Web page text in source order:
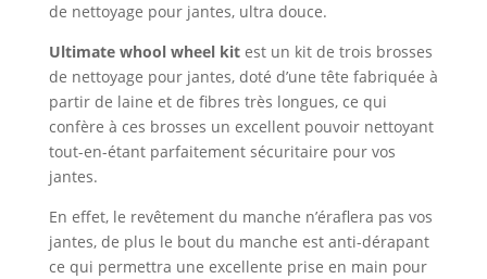
de nettoyage pour jantes, ultra douce.
Ultimate whool wheel kitest un kit de trois brosses
de nettoyage pour jantes, doté d’une tête fabriquée à
partir de laine et de fibres très longues, ce qui
confère à ces brosses un excellent pouvoir nettoyant
tout-en-étant parfaitement sécuritaire pour vos
jantes.
En effet, le revêtement du manche n’éraflera pas vos
jantes, de plus le bout du manche est anti-dérapant
ce qui permettra une excellente prise en main pour